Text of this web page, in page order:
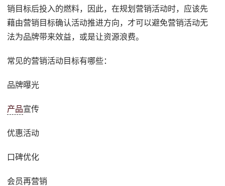
销目标后投入的燃料，因此，在规划营销活动时，应该先
藉由营销目标确认活动推进方向，才可以避免营销活动无
法为品牌带来效益，或是让资源浪费。
常见的营销活动目标有哪些：
品牌曝光
产品宣传
优惠活动
口碑优化
会员再营销